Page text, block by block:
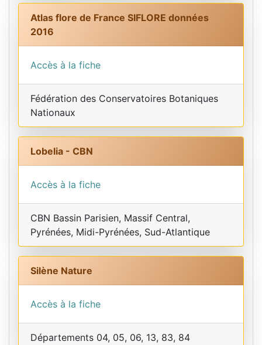
Atlas flore de France SIFLORE données
2016
Accès à la fiche
Fédération des Conservatoires Botaniques
Nationaux
Lobelia - CBN
Accès à la fiche
CBN Bassin Parisien, Massif Central,
Pyrénées, Midi-Pyrénées, Sud-Atlantique
Silène Nature
Accès à la fiche
Départements 04, 05, 06, 13, 83, 84